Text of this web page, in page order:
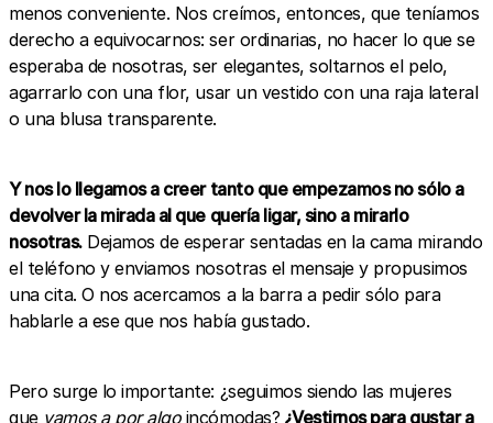
menos conveniente. Nos creímos, entonces, que teníamos
derecho a equivocarnos: ser ordinarias, no hacer lo que se
esperaba de nosotras, ser elegantes, soltarnos el pelo,
agarrarlo con una flor, usar un vestido con una raja lateral
o una blusa transparente.
Y nos lo llegamos a creer tanto que empezamos no sólo a
devolver la mirada al que quería ligar, sino a mirarlo
nosotras.Dejamos de esperar sentadas en la cama mirando
el teléfono y enviamos nosotras el mensaje y propusimos
una cita. O nos acercamos a la barra a pedir sólo para
hablarle a ese que nos había gustado.
Pero surge lo importante: ¿seguimos siendo las mujeres
quevamos a por algoincómodas? ¿Vestirnos para gustar a